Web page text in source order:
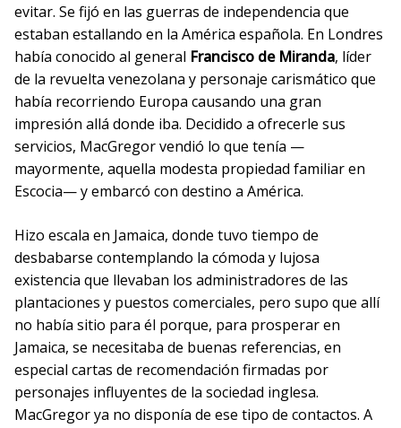
evitar. Se fijó en las guerras de independencia que
estaban estallando en la América española. En Londres
había conocido al general Francisco de Miranda, líder
de la revuelta venezolana y personaje carismático que
había recorriendo Europa causando una gran
impresión allá donde iba. Decidido a ofrecerle sus
servicios, MacGregor vendió lo que tenía —
mayormente, aquella modesta propiedad familiar en
Escocia— y embarcó con destino a América.
Hizo escala en Jamaica, donde tuvo tiempo de
desbabarse contemplando la cómoda y lujosa
existencia que llevaban los administradores de las
plantaciones y puestos comerciales, pero supo que allí
no había sitio para él porque, para prosperar en
Jamaica, se necesitaba de buenas referencias, en
especial cartas de recomendación firmadas por
personajes influyentes de la sociedad inglesa.
MacGregor ya no disponía de ese tipo de contactos. A